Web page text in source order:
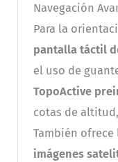
Navegación
Para la
pantalla táctil
el uso de
TopoActive
cotas de
También
imágenes